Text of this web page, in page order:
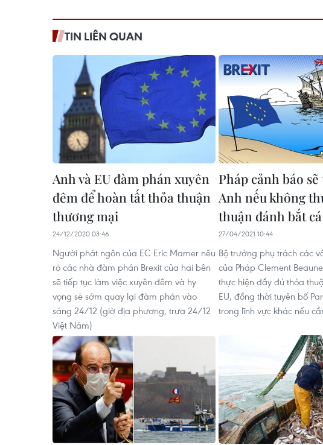
TIN LIÊN QUAN
Anh và EU đàm phán xuyên
đêm để hoàn tất thỏa thuận
thương mại
24/12/2020 03:46
Người phát ngôn của EC Eric Mamer nêu
rõ các nhà đàm phán Brexit của hai bên
sẽ tiếp tục làm việc xuyên đêm và hy
vọng sẽ sớm quay lại đàm phán vào
sáng 24/12 (giờ địa phương, trưa 24/12
Việt Nám)
Pháp cảnh báo sẽ
Anh nếu không
thuận đánh bắt cá
27/04/2021 10:44
Bộ trưởng phụ trách các
của Pháp Clement
thực hiện đầy đủ thỏa
EU, đồng thời tuyên bố
trong lĩnh vực khác nếu